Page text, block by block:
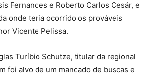
Fernandes e Roberto Carlos Cesár, e
onde teria ocorrido os prováveis
Vicente Pelissa.
Turíbio Schutze, titular da regional
foi alvo de um mandado de buscas e